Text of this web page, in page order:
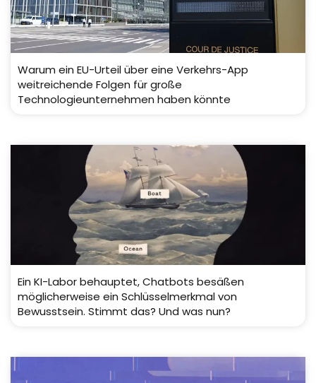
Warum ein EU-Urteil über eine Verkehrs-App
weitreichende Folgen für große
Technologieunternehmen haben könnte
Ein KI-Labor behauptet, Chatbots besäßen
möglicherweise ein Schlüsselmerkmal von
Bewusstsein. Stimmt das? Und was nun?